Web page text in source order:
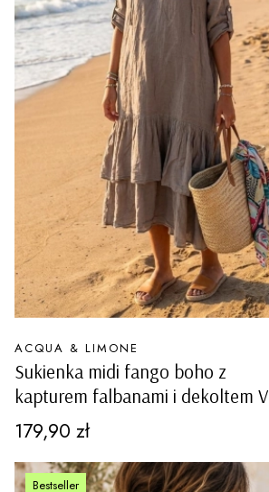
Sukienka midi fango boho z
kapturem falbanami i dekoltem V
Lavaiano
PRODUCENT
ACQUA & LIMONE
Cena
179,90 zł
Bestseller